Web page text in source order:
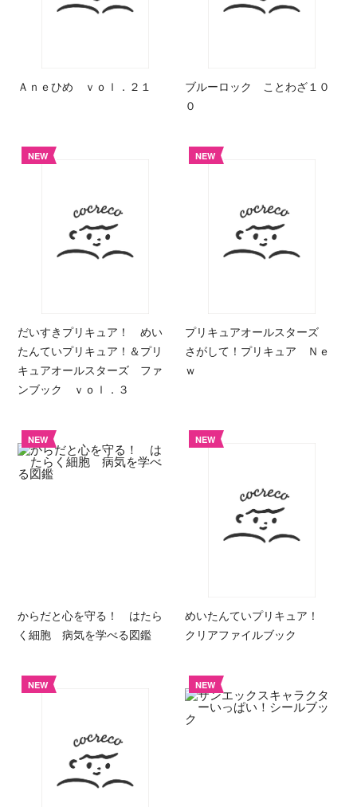
Ａｎｅひめ ｖｏｌ．２１
ブルーロック ことわざ１０
０
NEW
だいすきプリキュア！ めい
たんていプリキュア！＆プリ
キュアオールスターズ ファ
ンブック ｖｏｌ．３
NEW
プリキュアオールスターズ
さがして！プリキュア Ｎｅ
ｗ
NEW
からだと心を守る！ はたら
く細胞 病気を学べる図鑑
NEW
めいたんていプリキュア！
クリアファイルブック
NEW NEW